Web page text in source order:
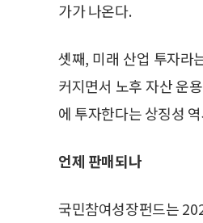
가가 나온다.
셋째, 미래 산업 투자라
커지면서 노후 자산 운
에 투자한다는 상징성
언제 판매되나
국민참여성장펀드는